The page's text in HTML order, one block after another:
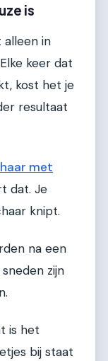
is
alleen in
keer dat
kost het je
resultaat
met
dat. Je
knipt.
na een
zijn
is het
bij staat